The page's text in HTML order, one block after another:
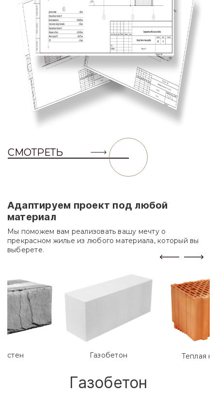
СМОТРЕТЬ
Адаптируем проект под любой
материал
Мы поможем вам реализовать вашу мечту о
прекрасном жилье из любого материала, который вы
выберете.
Газобетон Теплая
Газобетон